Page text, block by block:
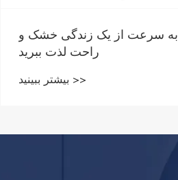
به سرعت از یک زندگی خشک و
راحت لذت ببرید
بیشتر ببینید >>